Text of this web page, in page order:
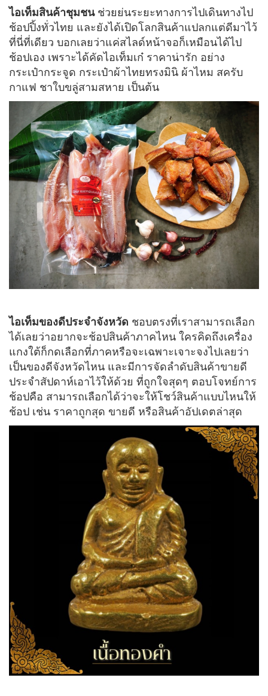
ไอเท็มสินค้าชุมชนช่วยย่นระยะทางการไปเดินทางไป
ช้อปปิ้งทั่วไทย และยังได้เปิดโลกสินค้าแปลกแต่ดีมาไว้
ที่นี่ที่เดียว บอกเลยว่าแค่สไลด์หน้าจอก็เหมือนได้ไป
ช้อปเอง เพราะได้คัดไอเท็มเก๋ ราคาน่ารัก อย่าง
กระเป๋ากระจูด กระเป๋าผ้าไทยทรงมินิ ผ้าไหม สครับ
กาแฟ ชาใบขลู่สามสหาย เป็นต้น
ไอเท็มของดีประจำจังหวัด ชอบตรงที่เราสามารถเลือก
ได้เลยว่าอยากจะช้อปสินค้าภาคไหน ใครคิดถึงเครื่อง
แกงใต้ก็กดเลือกที่ภาคหรือจะเฉพาะเจาะจงไปเลยว่า
เป็นของดีจังหวัดไหน และมีการจัดลำดับสินค้าขายดี
ประจำสัปดาห์เอาไว้ให้ด้วย ที่ถูกใจสุดๆ ตอบโจทย์การ
ช้อปคือ สามารถเลือกได้ว่าจะให้โชว์สินค้าแบบไหนให้
ช้อป เช่น ราคาถูกสุด ขายดี หรือสินค้าอัปเดตล่าสุด